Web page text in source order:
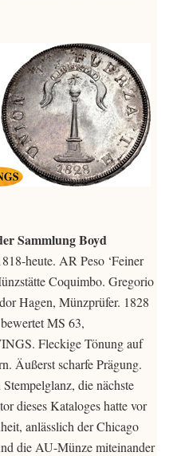
Sammlung Boyd
heute. AR Peso ‘Feiner
Coquimbo. Gregorio
Hagen, Münzprüfer. 1828
MS 63,
Fleckige Tönung auf
Äußerst scharfe Prägung.
die nächste
dieses Kataloges hatte vor
anlässlich der Chicago
die AU-Münze miteinander